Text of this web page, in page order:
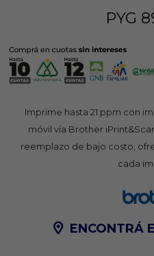
PYG
Imprime hasta 21 ppm con
móvil vía Brother
reemplazo de bajo costo,
cada
ENCONTRÁ